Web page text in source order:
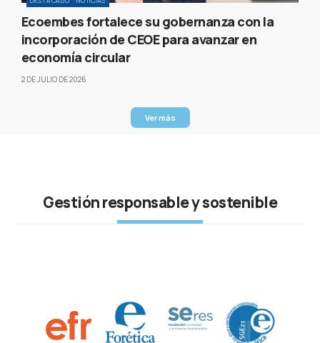
Ecoembes fortalece su gobernanza con la
incorporación de CEOE para avanzar en
economía circular
2 DE JULIO DE 2026
Ver más
Gestión responsable y sostenible